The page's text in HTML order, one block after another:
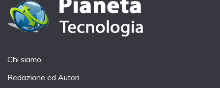
Chi siamo
Redazione ed Autori